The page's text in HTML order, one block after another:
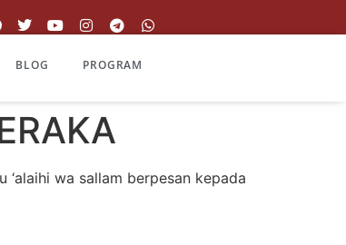
BLOG PROGRAM
wa sallam berpesan kepada